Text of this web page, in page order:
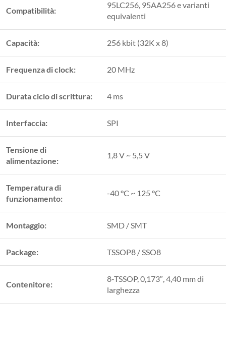
Compatibilità:
95LC256, 95AA256 e varianti
equivalenti
Capacità: 256 kbit (32K x 8)
Frequenza di clock: 20 MHz
Durata ciclo di scrittura: 4 ms
Interfaccia: SPI
Tensione di
alimentazione:
1,8 V ~ 5,5 V
Temperatura di
funzionamento:
-40 °C ~ 125 °C
Montaggio: SMD / SMT
Package: TSSOP8 / SSO8
Contenitore:
8-TSSOP, 0,173″, 4,40 mm di
larghezza